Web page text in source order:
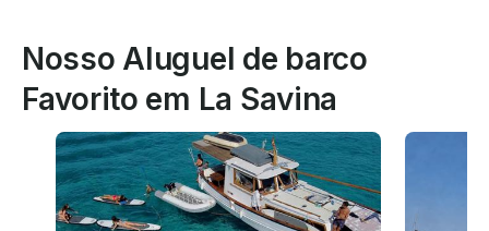
Nosso Aluguel de barco
Favorito em La Savina